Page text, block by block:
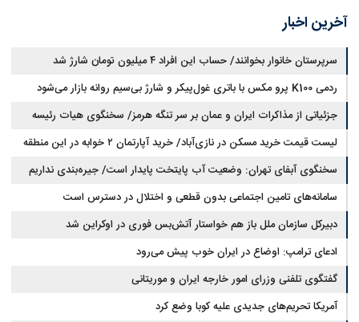
آخرین اخبار
سرپرستان خانوار بخوانند/ حساب این افراد ۴ میلیون تومان شارژ شد
ردمی K100 پرو مکس با باتری غول‌پیکر و شارژ بی‌سیم روانه بازار می‌شود
جزئیاتی از مذاکرات ایران و عمان بر سر تنگه هرمز/ سخنگوی هیات رئیسه
مجلس: بیانیه‌ای شامل تصحیح مسیر تردد دریایی در تنگه، در آستانه نهایی شدن
است
لیست قیمت خرید مسکن در نازی‌آباد/ خرید آپارتمان ۲ خوابه در این منطقه
چقدر سرمایه نیاز دارد؟ + جدول مردادماه ۱۴۰۵
سخنگوی آبفای تهران: وضعیت آب پایتخت پایدار است/ جیره‌بندی نداریم
سامانه‌های تامین اجتماعی بدون قطعی و اختلال در دسترس است
دبیرکل سازمان ملل باز هم خواستار آتش‌بس فوری در اوکراین شد
ادعای ترامپ: اوضاع در ایران خوب پیش می‌رود
گفتگوی تلفنی وزرای امور خارجه ایران و موریتانی
آمریکا تحریم‌های جدیدی علیه کوبا وضع کرد